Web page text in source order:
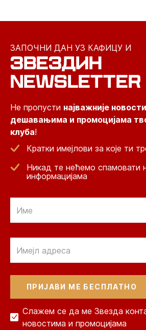
ЗАПОЧНИ ДАН УЗ КАФИЦУ И
ЗВЕЗДИН
NEWSLETTER
Не пропусти најважније
дешавањима и промоцијама
клуба!
Кратки имејлови за које ти
Никад те нећемо спамовати
информацијама
Слажем се да ме Звезда
новостима и промоцијама